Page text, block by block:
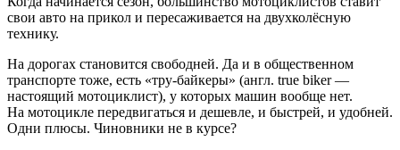
свои авто на прикол и пересаживается на двухколёсную
технику.
На дорогах становится свободней. Да и в общественном
транспорте тоже, есть «тру-байкеры» (англ. true biker —
настоящий мотоциклист), у которых машин вообще нет.
На мотоцикле передвигаться и дешевле, и быстрей, и удобней.
Одни плюсы. Чиновники не в курсе?